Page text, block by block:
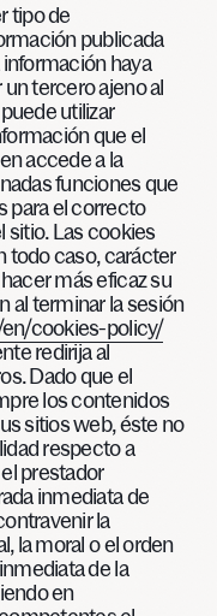
tipo de
publicada
haya
tercero ajeno al
utilizar
que el
accede a la
funciones que
para el correcto
sitio. Las cookies
todo caso, carácter
más eficaz su
al terminar la sesión
cookies-policy/
redirija al
Dado que el
los contenidos
sitios web, éste no
respecto a
prestador
inmediata de
la
la moral o el orden
de la
en